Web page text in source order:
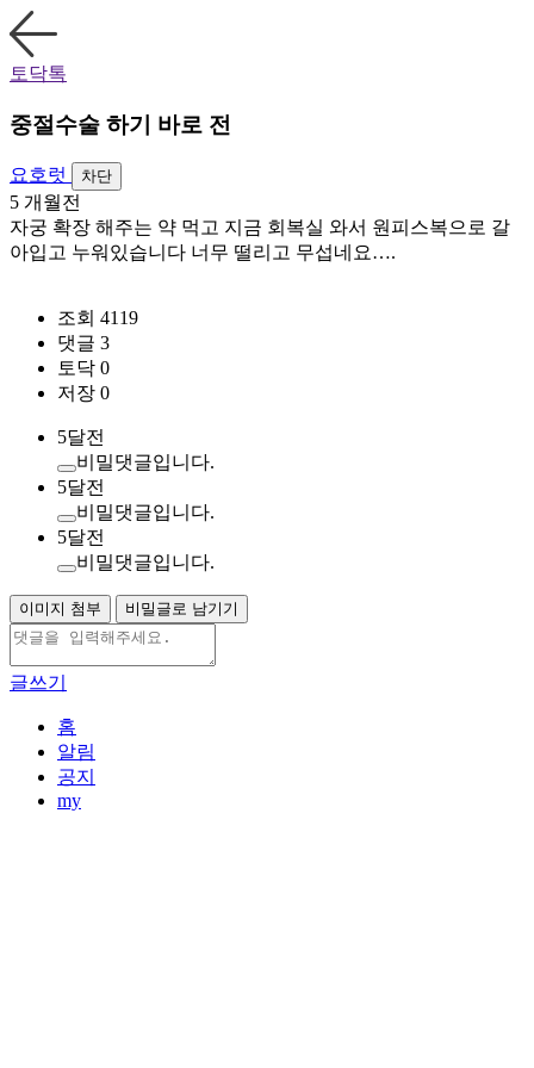
토닥톡
중절수술 하기 바로 전
요호럿 차단
5 개월전
자궁 확장 해주는 약 먹고 지금 회복실 와서 원피스복으로 갈
아입고 누워있습니다 너무 떨리고 무섭네요….
조회 4119
댓글 3
토닥 0
저장 0
5달전
비밀댓글입니다.
5달전
비밀댓글입니다.
5달전
비밀댓글입니다.
이미지 첨부 비밀글로 남기기
글쓰기
홈
알림
공지
my